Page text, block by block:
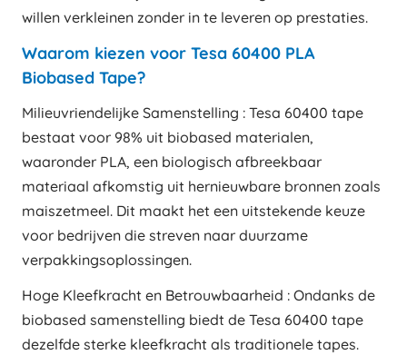
willen verkleinen zonder in te leveren op prestaties.
Waarom kiezen voor Tesa 60400 PLA
Biobased Tape?
Milieuvriendelijke Samenstelling : Tesa 60400 tape
bestaat voor 98% uit biobased materialen,
waaronder PLA, een biologisch afbreekbaar
materiaal afkomstig uit hernieuwbare bronnen zoals
maiszetmeel. Dit maakt het een uitstekende keuze
voor bedrijven die streven naar duurzame
verpakkingsoplossingen.
Hoge Kleefkracht en Betrouwbaarheid : Ondanks de
biobased samenstelling biedt de Tesa 60400 tape
dezelfde sterke kleefkracht als traditionele tapes.